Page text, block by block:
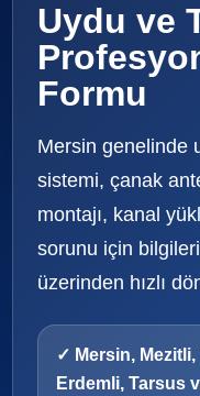
Uydu ve
Formu
Mersin genelinde
sistemi, çanak
montajı, kanal
sorunu için
üzerinden hızlı
✓ Mersin,
Erdemli, Tarsus